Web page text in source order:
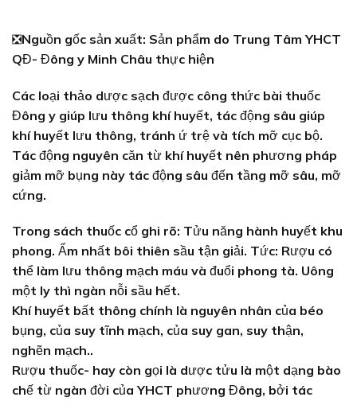
❎Nguồn gốc sản xuất: Sản phẩm do Trung Tâm YHCT
QĐ- Đông y Minh Châu thực hiện
Các loại thảo dược sạch được công thức bài thuốc
Đông y giúp lưu thông khí huyết, tác động sâu giúp
khí huyết lưu thông, tránh ứ trệ và tích mỡ cục bộ.
Tác động nguyên căn từ khí huyết nên phương pháp
giảm mỡ bụng này tác động sâu đến tầng mỡ sâu, mỡ
cứng.
Trong sách thuốc cổ ghi rõ: Tửu năng hành huyết khu
phong. Ẩm nhất bôi thiên sầu tận giải. Tức: Rượu có
thể làm lưu thông mạch máu và đuổi phong tà. Uông
một ly thì ngàn nỗi sầu hết.
Khí huyết bất thông chính là nguyên nhân của béo
bụng, của suy tĩnh mạch, của suy gan, suy thận,
nghẽn mạch..
Rượu thuốc- hay còn gọi là dược tửu là một dạng bào
chế từ ngàn đời của YHCT phương Đông, bởi tác